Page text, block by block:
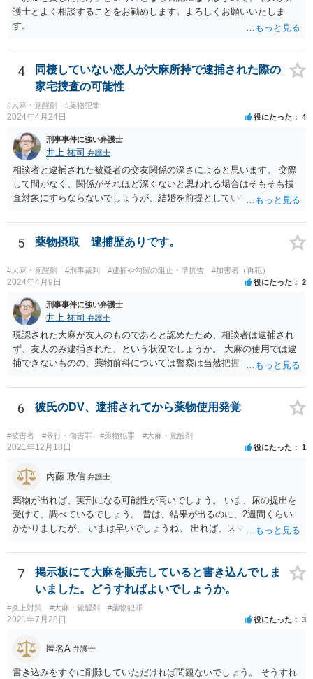
護士とよく相談することをお勧めします。よろしくお願いいたしま
す。
4
同棲していない恋人が大麻所持で逮捕された際の
家宅捜査の可能性
#大麻・覚醒剤 #薬物犯罪
2024年4月24日 役にたった 4
刑事事件に強い弁護士
井上 祐司 弁護士
相談者と逮捕された被疑者の交友関係の深さによると思います。 交際
して間がなく、関係がそれほど深くないと思われる場合はそもそも捜
査対象にすらならないでしょうが、結婚を前提としていて、頻繁にLIN
ものがある、という事情が存在する場合、まずは任意での参考人聴取
が行われ、その結果を受けて捜索差押許可状の発布を検討する、とい
を疑われるやり取りが一切なく、共同所持が疑われる状況にないので
あれば、心配は特に必要ないかと思われます。
5 薬物摂取 逮捕歴ありです。
#大麻・覚醒剤 #刑事裁判 #逮捕や勾留の阻止・準抗告 #加害者（再犯）
2024年4月9日 役にたった 2
刑事事件に強い弁護士
井上 祐司 弁護士
現認された大麻が友人のものであると認めたため、相談者は逮捕され
ず、友人のみ逮捕された、という状況でしょうか。 大麻の使用では逮
捕できないものの、薬物前科については警察は当然把握しているた
かれることはありるると思います。
6 彼氏のDV、逮捕されてから薬物使用発覚
#被害者 #暴行・傷害罪 #薬物犯罪 #大麻・覚醒剤
2021年12月18日 役にたった 1
内藤 政信 弁護士
薬物が出れば、実刑になる可能性が高いでしょう。 いま、尿の提出を
受けて、調べているでしょう。 昔は、結果が出るのに、2週間くらい
かかりましたが、 いまは早いでしょうね。 出れば、スマホの押収と家
7
掲示板にて大麻を販売していると書き込んでしま
いました。どうすればよいでしょうか。
#炎上対策 #大麻・覚醒剤 #薬物犯罪
2021年7月28日 役にたった 3
匿名A 弁護士
書き込みをすぐに削除していただければ問題ないでしょう。 そうすれ